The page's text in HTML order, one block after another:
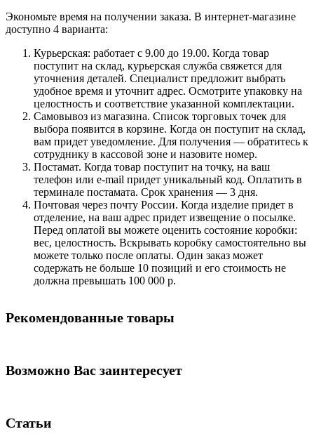
Экономьте время на получении заказа. В интернет-магазине
доступно 4 варианта:
Курьерская: работает с 9.00 до 19.00. Когда товар
поступит на склад, курьерская служба свяжется для
уточнения деталей. Специалист предложит выбрать
удобное время и уточнит адрес. Осмотрите упаковку на
целостность и соответствие указанной комплектации.
Самовывоз из магазина. Список торговых точек для
выбора появится в корзине. Когда он поступит на склад,
вам придет уведомление. Для получения — обратитесь к
сотруднику в кассовой зоне и назовите номер.
Постамат. Когда товар поступит на точку, на ваш
телефон или e-mail придет уникальный код. Оплатить в
терминале постамата. Срок хранения — 3 дня.
Почтовая через почту России. Когда изделие придет в
отделение, на ваш адрес придет извещение о посылке.
Перед оплатой вы можете оценить состояние коробки:
вес, целостность. Вскрывать коробку самостоятельно вы
можете только после оплаты. Один заказ может
содержать не больше 10 позиций и его стоимость не
должна превышать 100 000 р.
Рекомендованные товары
Возможно Вас заинтересует
Статьи